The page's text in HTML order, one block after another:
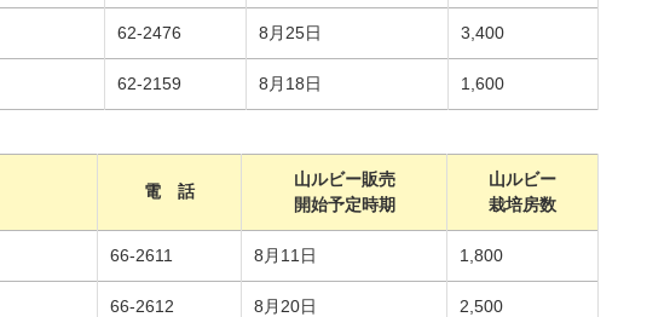
62-2476 8月25日 3,400
62-2159 8月18日 1,600
電 話
山ルビー販売
開始予定時期
山ルビー
栽培房数
66-2611 8月11日 1,800
66-2612 8月20日 2,500